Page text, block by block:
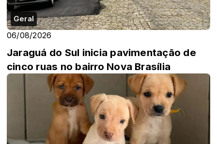
Geral
06/08/2026
Jaraguá do Sul inicia pavimentação de
cinco ruas no bairro Nova Brasília